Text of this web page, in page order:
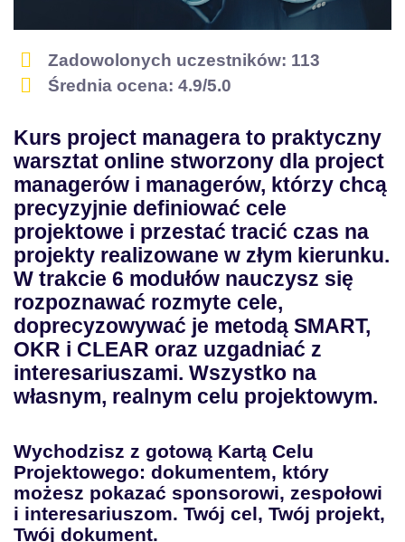
Zdefiniuj cel, który trafia
w sedno
Naucz się rozpoznawać rozmyte
cele i przepisywać je metodą
SMART, OKR lub CLEAR - tak,
żeby każdy w projekcie rozumiał
je tak samo
Zadowolonych uczestników: 113
Średnia ocena: 4.9/5.0
Kurs project managera to praktyczny
warsztat online stworzony dla project
managerów i managerów, którzy chcą
precyzyjnie definiować cele
projektowe i przestać tracić czas na
projekty realizowane w złym kierunku.
W trakcie 6 modułów nauczysz się
rozpoznawać rozmyte cele,
doprecyzowywać je metodą SMART,
OKR i CLEAR oraz uzgadniać z
interesariuszami. Wszystko na
własnym, realnym celu projektowym.
Wychodzisz z gotową Kartą Celu
Projektowego: dokumentem, który
możesz pokazać sponsorowi, zespołowi
i interesariuszom. Twój cel, Twój projekt,
Twój dokument.